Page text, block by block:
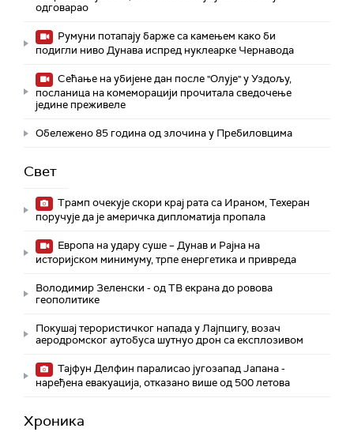
одговарао
Румуни потапају барже са камењем како би
подигли ниво Дунава испред нуклеарке Чернавода
Сећање на убијене дан после "Олује" у Уздољу,
посланица на комеморацији прочитала сведочење
једине преживеле
Обележено 85 година од злочина у Пребиловцима
Свет
Трамп очекује скори крај рата са Ираном, Техеран
поручује да је америчка дипломатија пропала
Европа на удару суше – Дунав и Рајна на
историјском минимуму, трпе енергетика и привреда
Володимир Зеленски - од ТВ екрана до ровова
геополитике
Покушај терористичког напада у Лајпцигу, возач
аеродромског аутобуса шутнуо дрон са експлозивом
Тајфун Делфин паралисао југозапад Јапана -
наређена евакуација, отказано више од 500 летова
Хроника